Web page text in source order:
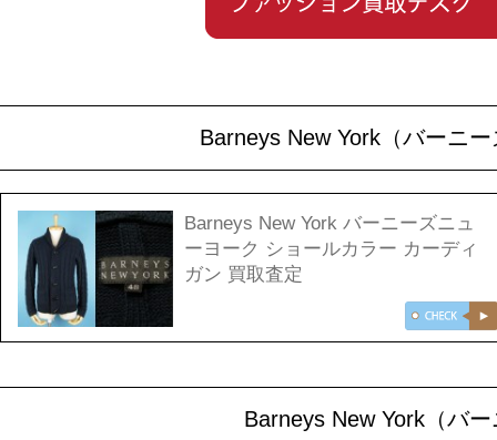
Barneys New York（バーニ
Barneys New York バーニーズニュ
ーヨーク ショールカラー カーディ
ガン 買取査定
Barneys New York（バ